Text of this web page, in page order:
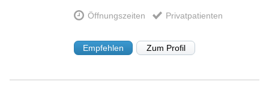
Öffnungszeiten Privatpatienten
Empfehlen Zum Profil